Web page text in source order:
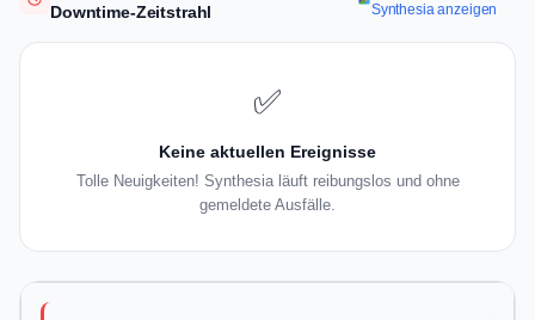
Downtime-Zeitstrahl
Synthesia anzeigen
✅
Keine aktuellen Ereignisse
Tolle Neuigkeiten! Synthesia läuft reibungslos und ohne
gemeldete Ausfälle.